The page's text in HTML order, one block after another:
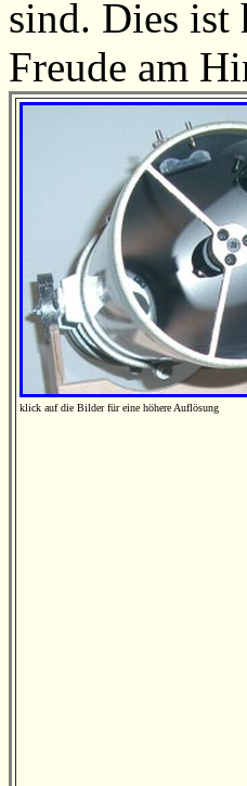
sind. Dies ist
Freude am
klick auf die Bilder für eine höhere Auflösung